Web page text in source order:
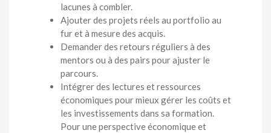
lacunes à combler.
Ajouter des projets réels au portfolio au
fur et à mesure des acquis.
Demander des retours réguliers à des
mentors ou à des pairs pour ajuster le
parcours.
Intégrer des lectures et ressources
économiques pour mieux gérer les coûts et
les investissements dans sa formation.
Pour une perspective économique et